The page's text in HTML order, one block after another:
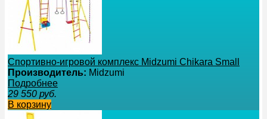
Спортивно-игровой комплекс Midzumi Chikara Small
Производитель: Midzumi
Подробнее
29 550 руб.
В корзину